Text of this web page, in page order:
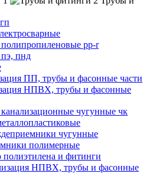
pp-r
пнд
ПП, трубы и фасонные части
НПВХ, трубы и фасонные
чугунные чк
чугунные
полимерные
и фитинги
НПВХ, трубы и фасонные